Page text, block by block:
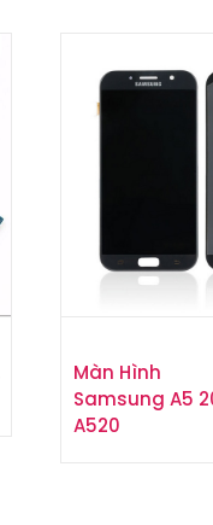
Màn Hình
Samsung A5
A520